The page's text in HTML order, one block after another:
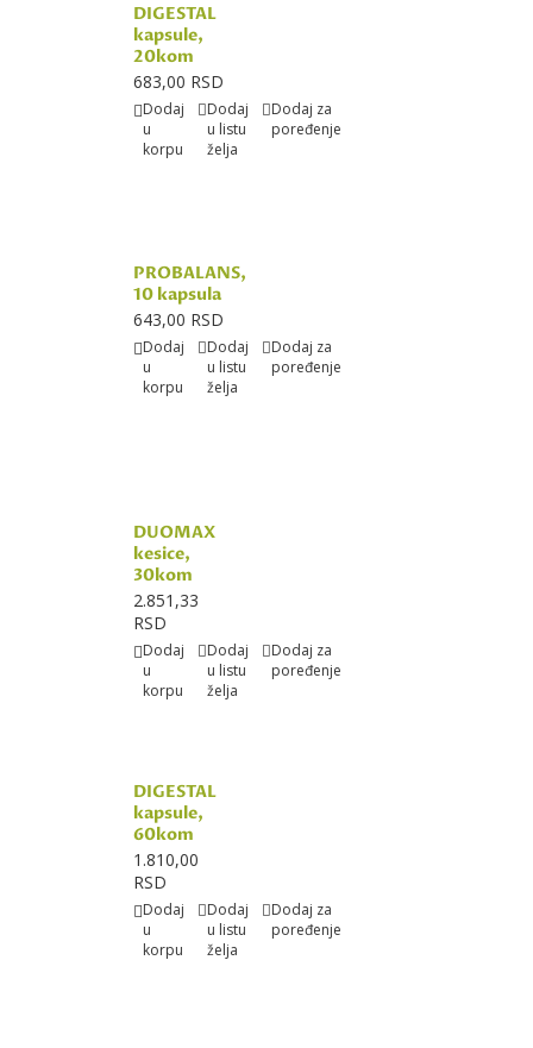
DIGESTAL
kapsule,
20kom
683,00 RSD
Dodaj
u
korpu
Dodaj
u listu
želja
Dodaj za
poređenje
PROBALANS,
10 kapsula
643,00 RSD
Dodaj
u
korpu
Dodaj
u listu
želja
Dodaj za
poređenje
DUOMAX
kesice,
30kom
2.851,33
RSD
Dodaj
u
korpu
Dodaj
u listu
želja
Dodaj za
poređenje
DIGESTAL
kapsule,
60kom
1.810,00
RSD
Dodaj
u
korpu
Dodaj
u listu
želja
Dodaj za
poređenje